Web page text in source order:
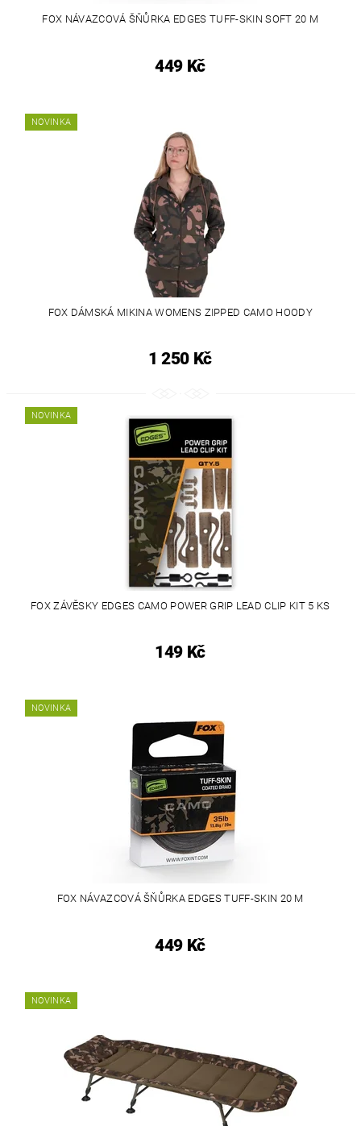
FOX NÁVAZCOVÁ ŠŇŮRKA EDGES TUFF-SKIN SOFT 20 M
449 Kč
NOVINKA
FOX DÁMSKÁ MIKINA WOMENS ZIPPED CAMO HOODY
1 250 Kč
NOVINKA
FOX ZÁVĚSKY EDGES CAMO POWER GRIP LEAD CLIP KIT 5 KS
149 Kč
NOVINKA
FOX NÁVAZCOVÁ ŠŇŮRKA EDGES TUFF-SKIN 20 M
449 Kč
NOVINKA